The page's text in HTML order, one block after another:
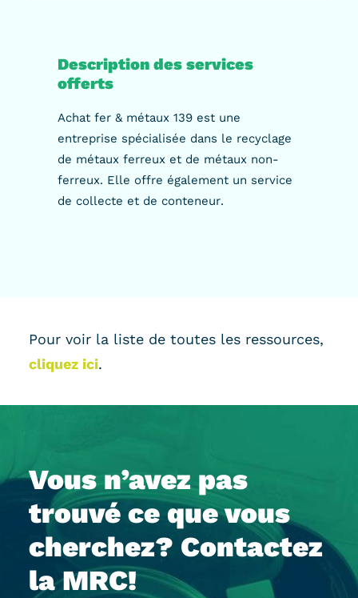
Description des services
offerts
Achat fer & métaux 139 est une
entreprise spécialisée dans le recyclage
de métaux ferreux et de métaux non-
ferreux. Elle offre également un service
de collecte et de conteneur.
Pour voir la liste de toutes les ressources,
cliquez ici.
Vous n’avez pas
trouvé ce que vous
cherchez? Contactez
la MRC!